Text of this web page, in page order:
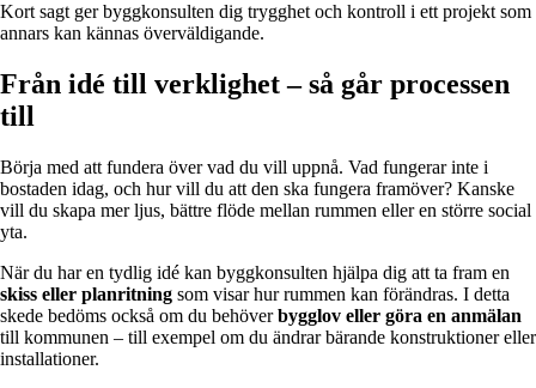
Kort sagt ger byggkonsulten dig trygghet och kontroll i ett projekt som
annars kan kännas överväldigande.
Från idé till verklighet – så går processen
till
Börja med att fundera över vad du vill uppnå. Vad fungerar inte i
bostaden idag, och hur vill du att den ska fungera framöver? Kanske
vill du skapa mer ljus, bättre flöde mellan rummen eller en större social
yta.
När du har en tydlig idé kan byggkonsulten hjälpa dig att ta fram en
skiss eller planritning som visar hur rummen kan förändras. I detta
skede bedöms också om du behöverbygglov eller göra en anmälan
till kommunen – till exempel om du ändrar bärande konstruktioner eller
installationer.